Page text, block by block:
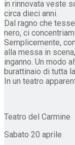
in rinnovata veste
circa dieci anni.
Dal ragno che
nero, ci
Semplicemente,
alla messa in
inganno. Un modo
burattinaio di tutta
In un teatro
Teatro del Carmine
Sabato 20 aprile